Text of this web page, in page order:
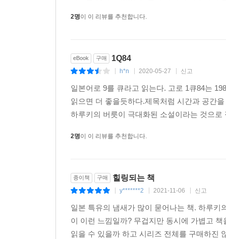
2명이 이 리뷰를 추천합니다.
eBook 구매 1Q84
h*n 2020-05-27 신고
일본어로 9를 큐라고 읽는다. 고로 1큐84는
읽으면 더 좋을듯하다.제목처럼 시간과 공간
하루키의 버릇이 극대화된 소설이라는 것으
2명이 이 리뷰를 추천합니다.
종이책 구매 힐링되는 책
y*******2 2021-11-06 신고
일본 특유의 냄새가 많이 묻어나는 책. 하루
이 이런 느낌일까? 무겁지만 동시에 가볍고
읽을 수 있을까 하고 시리즈 전체를 구매하진